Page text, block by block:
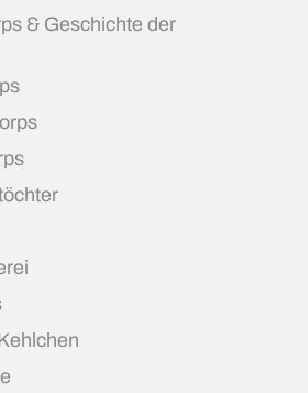
& Geschichte der